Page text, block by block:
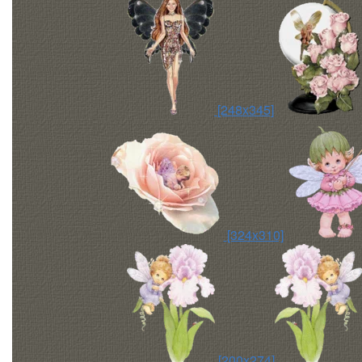
[248x345]
[324x310]